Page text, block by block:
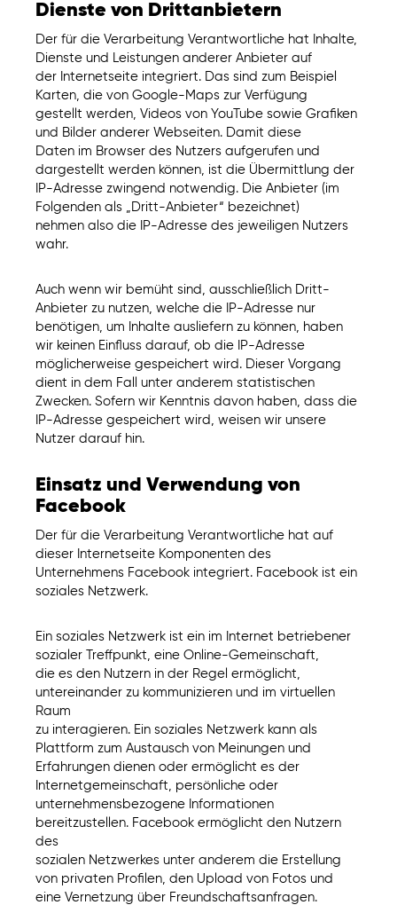
Dienste von Drittanbietern
Der für die Verarbeitung Verantwortliche hat Inhalte,
Dienste und Leistungen anderer Anbieter auf
der Internetseite integriert. Das sind zum Beispiel
Karten, die von Google-Maps zur Verfügung
gestellt werden, Videos von YouTube sowie Grafiken
und Bilder anderer Webseiten. Damit diese
Daten im Browser des Nutzers aufgerufen und
dargestellt werden können, ist die Übermittlung der
IP-Adresse zwingend notwendig. Die Anbieter (im
Folgenden als „Dritt-Anbieter“ bezeichnet)
nehmen also die IP-Adresse des jeweiligen Nutzers
wahr.
Auch wenn wir bemüht sind, ausschließlich Dritt-
Anbieter zu nutzen, welche die IP-Adresse nur
benötigen, um Inhalte ausliefern zu können, haben
wir keinen Einfluss darauf, ob die IP-Adresse
möglicherweise gespeichert wird. Dieser Vorgang
dient in dem Fall unter anderem statistischen
Zwecken. Sofern wir Kenntnis davon haben, dass die
IP-Adresse gespeichert wird, weisen wir unsere
Nutzer darauf hin.
Einsatz und Verwendung von
Facebook
Der für die Verarbeitung Verantwortliche hat auf
dieser Internetseite Komponenten des
Unternehmens Facebook integriert. Facebook ist ein
soziales Netzwerk.
Ein soziales Netzwerk ist ein im Internet betriebener
sozialer Treffpunkt, eine Online-Gemeinschaft,
die es den Nutzern in der Regel ermöglicht,
untereinander zu kommunizieren und im virtuellen
Raum
zu interagieren. Ein soziales Netzwerk kann als
Plattform zum Austausch von Meinungen und
Erfahrungen dienen oder ermöglicht es der
Internetgemeinschaft, persönliche oder
unternehmensbezogene Informationen
bereitzustellen. Facebook ermöglicht den Nutzern
des
sozialen Netzwerkes unter anderem die Erstellung
von privaten Profilen, den Upload von Fotos und
eine Vernetzung über Freundschaftsanfragen.